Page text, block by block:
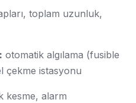
toplam uzunluk,
otomatik algılama (fusible
çekme istasyonu
kesme, alarm